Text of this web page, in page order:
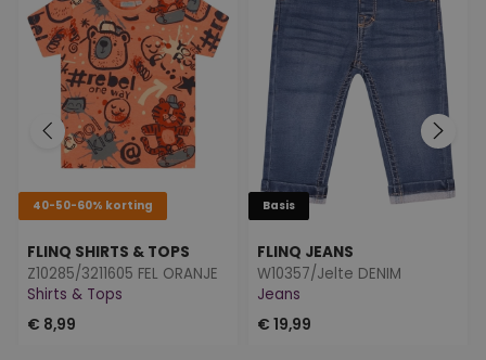
40-50-60% korting
FLINQ SHIRTS & TOPS
Z10285/3211605 FEL ORANJE
Shirts & Tops
€ 8,99
Basis
FLINQ JEANS
W10357/Jelte DENIM
Jeans
€ 19,99